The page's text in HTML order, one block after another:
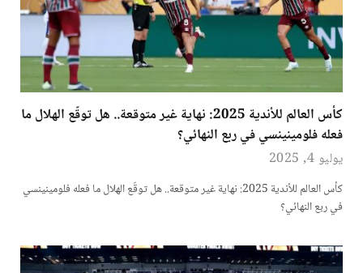
كأس العالم للأندية 2025: نهاية غير متوقعة.. هل توقّع الهلال ما
فعله فلومينينسي في ربع النهائي؟
يوليو 4, 2025
كأس العالم للأندية 2025: نهاية غير متوقعة.. هل توقّع الهلال ما فعله فلومينينسي
في ربع النهائي؟